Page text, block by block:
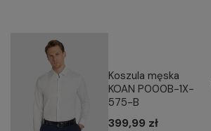
Koszula męska
KOAN P000B-1X-
575-B
399,99 zł